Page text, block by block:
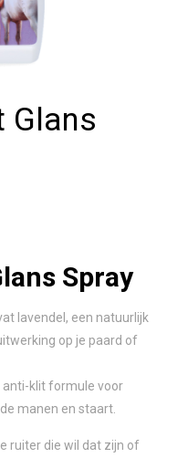
Glans
Spray
lavendel, een natuurlijk
op je paard of
anti-klit formule voor
manen en staart.
ruiter die wil dat zijn of